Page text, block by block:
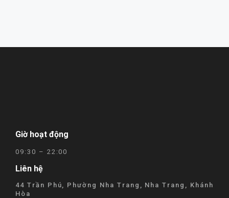
Giờ hoạt động
09:30 – 22:00
Liên hệ
44 Trần Phú, Phường Nha Trang, Nha Trang, Khánh
Hòa